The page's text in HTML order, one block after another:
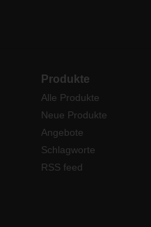
Produkte
Alle Produkte
Neue Produkte
Angebote
Schlagworte
RSS feed